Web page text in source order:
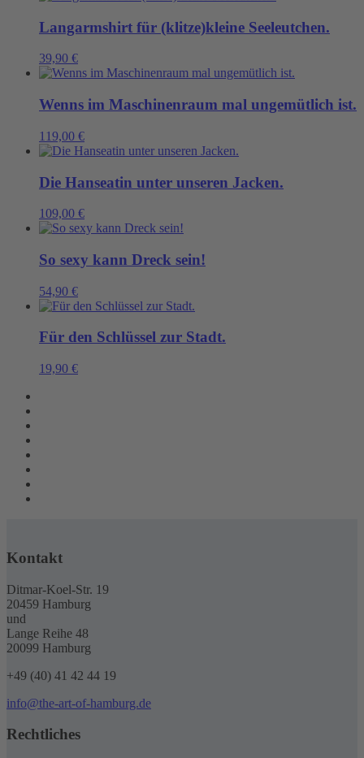
Langarmshirt für (klitze)kleine Seeleutchen.
39,90 €
Wenns im Maschinenraum mal ungemütlich ist.
119,00 €
Die Hanseatin unter unseren Jacken.
109,00 €
So sexy kann Dreck sein!
54,90 €
Für den Schlüssel zur Stadt.
19,90 €
Kontakt
Ditmar-Koel-Str. 19
20459 Hamburg
und
Lange Reihe 48
20099 Hamburg
+49 (40) 41 42 44 19
info@the-art-of-hamburg.de
Rechtliches